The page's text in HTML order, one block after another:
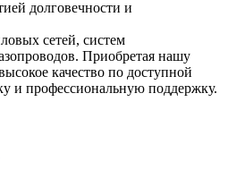
долговечности и
сетей, систем
Приобретая нашу
качество по доступной
и профессиональную поддержку.